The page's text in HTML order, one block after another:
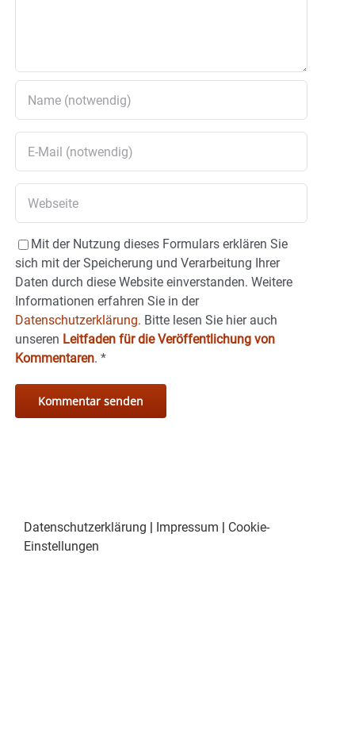
Mit der Nutzung dieses Formulars erklären Sie
sich mit der Speicherung und Verarbeitung Ihrer
Daten durch diese Website einverstanden. Weitere
Informationen erfahren Sie in der
Datenschutzerklärung. Bitte lesen Sie hier auch
unseren Leitfaden für die Veröffentlichung von
Kommentaren. *
Datenschutzerklärung Impressum
Cookie-
Einstellungen